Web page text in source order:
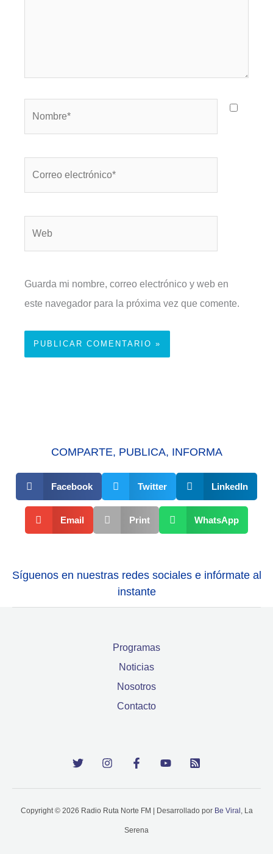
Guarda mi nombre, correo electrónico y web en
este navegador para la próxima vez que comente.
COMPARTE, PUBLICA, INFORMA
Facebook Twitter LinkedIn
Email Print WhatsApp
Síguenos en nuestras redes sociales e infórmate al
instante
Programas
Noticias
Nosotros
Contacto
Copyright © 2026 Radio Ruta Norte FM | Desarrollado por Be Viral , La
Serena